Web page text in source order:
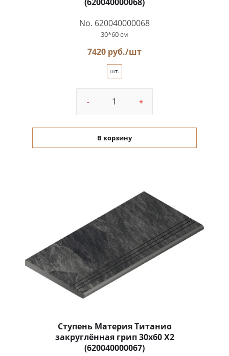
No. 620040000068
30*60 см
7420 руб./шт
шт.
- +
В корзину
Ступень Материя Титанио
закруглённая грип 30x60 X2
(620040000067)